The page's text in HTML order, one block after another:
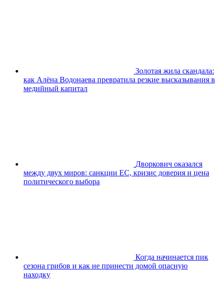
Золотая жила скандала:
как Алёна Водонаева превратила резкие высказывания в
медийный капитал
Дворкович оказался
между двух миров: санкции ЕС, кризис доверия и цена
политического выбора
Когда начинается пик
сезона грибов и как не принести домой опасную
находку